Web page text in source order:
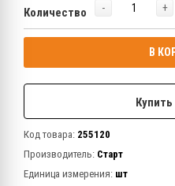
Количество - +
В
Код товара: 255120
Производитель: Старт
Единица измерения: шт